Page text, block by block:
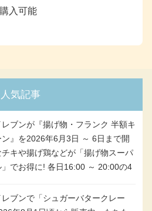
入可能
人気記事
レブンが『揚げ物・フランク 半額キ
ン』を2026年6月3日 ～ 6日まで開
キや揚げ鶏などが「揚げ物スーパ
」でお得に! 各日16:00 ～ 20:00の4
ンドッグが税抜き69円!
レブンで「シュガーバタークレー